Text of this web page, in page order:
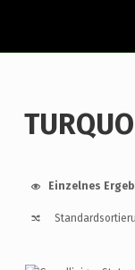
Einzelnes